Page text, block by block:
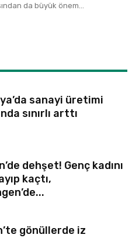
da büyük önem...
sanayi üretimi
sınırlı arttı
dehşet! Genç kadını
kaçtı,
gönüllerde iz